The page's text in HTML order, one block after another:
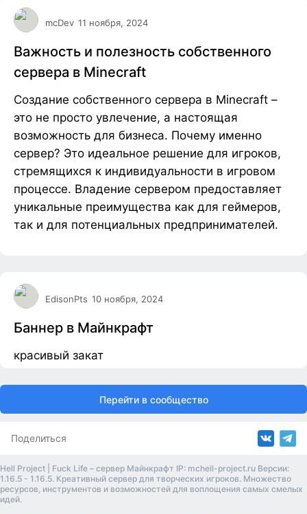
mcDev 11 ноября, 2024
Важность и полезность собственного
сервера в Minecraft
Создание собственного сервера в Minecraft –
это не просто увлечение, а настоящая
возможность для бизнеса. Почему именно
сервер? Это идеальное решение для игроков,
стремящихся к индивидуальности в игровом
процессе. Владение сервером предоставляет
уникальные преимущества как для геймеров,
так и для потенциальных предпринимателей.
EdisonPts 10 ноября, 2024
Баннер в Майнкрафт
красивый закат
Перейти в сообщество
Поделиться
Hell Project | Fuck Life – сервер Майнкрафт IP: mchell-project.ru Версии:
1.16.5 - 1.16.5. Креативный сервер для творческих игроков. Множество
ресурсов, инструментов и возможностей для воплощения самых смелых
идей.